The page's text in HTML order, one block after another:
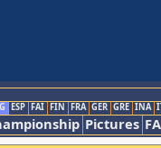
ESP FAI FIN FRA GER GRE INA
Pictures